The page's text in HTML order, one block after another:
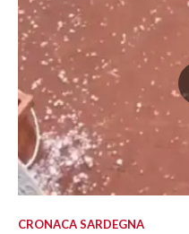
CRONACA SARDEGNA